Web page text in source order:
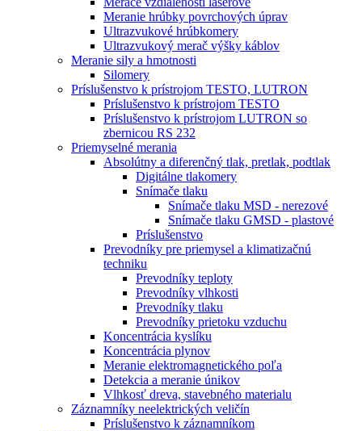
Meranie hrúbky povrchových úprav
Ultrazvukové hrúbkomery
Ultrazvukový merač výšky káblov
Meranie sily a hmotnosti
Silomery
Príslušenstvo k prístrojom TESTO, LUTRON
Príslušenstvo k prístrojom TESTO
Príslušenstvo k prístrojom LUTRON so
zbernicou RS 232
Priemyselné merania
Absolútny a diferenčný tlak, pretlak, podtlak
Digitálne tlakomery
Snímače tlaku
Snímače tlaku MSD - nerezové
Snímače tlaku GMSD - plastové
Príslušenstvo
Prevodníky pre priemysel a klimatizačnú
techniku
Prevodníky teploty
Prevodníky vlhkosti
Prevodníky tlaku
Prevodníky prietoku vzduchu
Koncentrácia kyslíku
Koncentrácia plynov
Meranie elektromagnetického poľa
Detekcia a meranie únikov
Vlhkosť dreva, stavebného materialu
Záznamníky neelektrických veličín
Príslušenstvo k záznamníkom